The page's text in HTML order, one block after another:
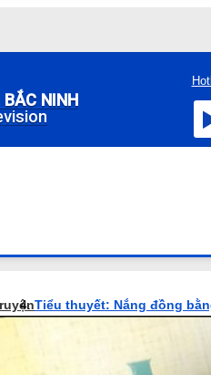
NINH
Tiểu thuyết: Nắng đồng